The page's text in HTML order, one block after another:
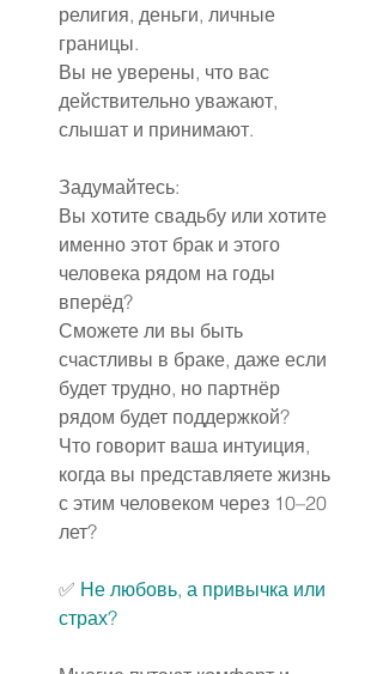
религия, деньги, личные
границы.
Вы не уверены, что вас
действительно уважают,
слышат и принимают.
Задумайтесь:
Вы хотите свадьбу или хотите
именно этот брак и этого
человека рядом на годы
вперёд?
Сможете ли вы быть
счастливы в браке, даже если
будет трудно, но партнёр
рядом будет поддержкой?
Что говорит ваша интуиция,
когда вы представляете жизнь
с этим человеком через 10–20
лет?
✅️ Не любовь, а привычка или
страх?